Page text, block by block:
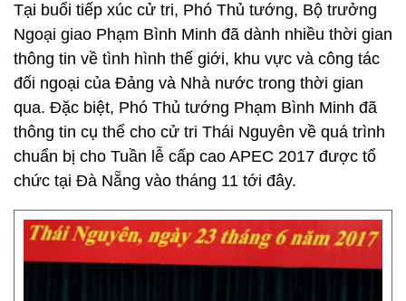
Tại buổi tiếp xúc cử tri, Phó Thủ tướng, Bộ trưởng
Ngoại giao Phạm Bình Minh đã dành nhiều thời gian
thông tin về tình hình thế giới, khu vực và công tác
đối ngoại của Đảng và Nhà nước trong thời gian
qua. Đặc biệt, Phó Thủ tướng Phạm Bình Minh đã
thông tin cụ thể cho cử tri Thái Nguyên về quá trình
chuẩn bị cho Tuần lễ cấp cao APEC 2017 được tổ
chức tại Đà Nẵng vào tháng 11 tới đây.